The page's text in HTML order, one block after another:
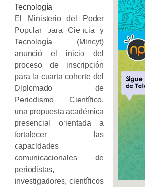
Tecnología
El Ministerio del Poder
Popular para Ciencia y
Tecnología (Mincyt)
anunció el inicio del
proceso de inscripción
para la cuarta cohorte del
Diplomado de
Periodismo Científico,
una propuesta académica
presencial orientada a
fortalecer las
capacidades
comunicacionales de
periodistas,
investigadores, científicos